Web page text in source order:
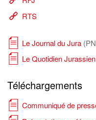
RTS
Le Journal du Jura
Le Quotidien Jurassien
Téléchargements
Communiqué de